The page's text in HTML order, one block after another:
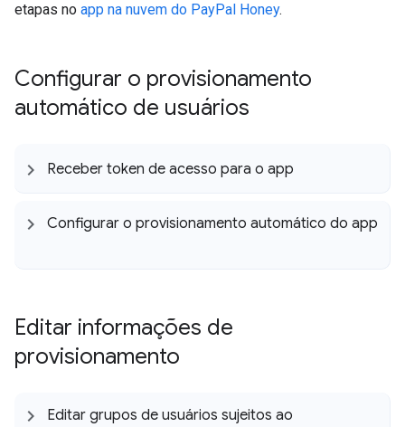
etapas no app na nuvem do PayPal Honey.
Configurar o provisionamento
automático de usuários
Receber token de acesso para o app
Configurar o provisionamento automático do app
Editar informações de
provisionamento
Editar grupos de usuários sujeitos ao